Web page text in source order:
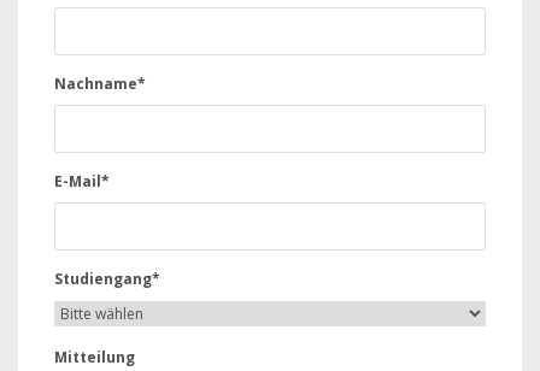
Nachname*
E-Mail*
Studiengang*
Mitteilung